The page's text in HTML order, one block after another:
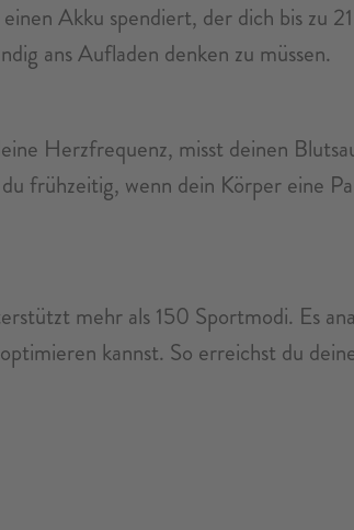
Akku spendiert, der dich bis zu
ans Aufladen denken zu müssen.
Herzfrequenz, misst deinen
frühzeitig, wenn dein Körper eine
mehr als 150 Sportmodi. Es
kannst. So erreichst du